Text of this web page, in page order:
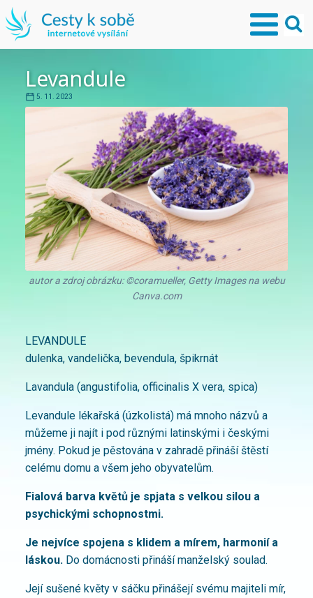
Levandule
5. 11. 2023
autor a zdroj obrázku: ©coramueller, Getty Images na webu
Canva.com
LEVANDULE
dulenka, vandelička, bevendula, špikrnát
Lavandula (angustifolia, officinalis X vera, spica)
Levandule lékařská (úzkolistá) má mnoho názvů a
můžeme ji najít i pod různými latinskými i českými
jmény. Pokud je pěstována v zahradě přináší štěstí
celému domu a všem jeho obyvatelům.
Fialová barva květů je spjata s velkou silou a
psychickými schopnostmi.
Je nejvíce spojena s klidem a mírem, harmonií a
láskou. Do domácnosti přináší manželský soulad.
Její sušené květy v sáčku přinášejí svému majiteli mír,